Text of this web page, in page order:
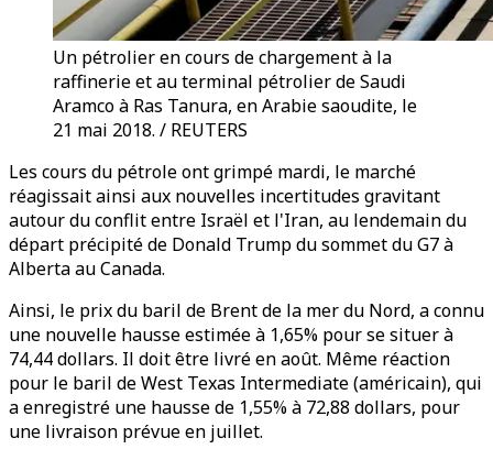
Un pétrolier en cours de chargement à la
raffinerie et au terminal pétrolier de Saudi
Aramco à Ras Tanura, en Arabie saoudite, le
21 mai 2018. / REUTERS
Les cours du pétrole ont grimpé mardi, le marché
réagissait ainsi aux nouvelles incertitudes gravitant
autour du conflit entre Israël et l'Iran, au lendemain du
départ précipité de Donald Trump du sommet du G7 à
Alberta au Canada.
Ainsi, le prix du baril de Brent de la mer du Nord, a connu
une nouvelle hausse estimée à 1,65% pour se situer à
74,44 dollars. Il doit être livré en août. Même réaction
pour le baril de West Texas Intermediate (américain), qui
a enregistré une hausse de 1,55% à 72,88 dollars, pour
une livraison prévue en juillet.